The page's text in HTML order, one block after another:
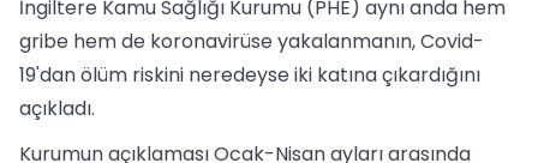
İngiltere Kamu Sağlığı Kurumu (PHE) aynı anda hem
gribe hem de koronavirüse yakalanmanın, Covid-
19'dan ölüm riskini neredeyse iki katına çıkardığını
açıkladı.
Kurumun açıklaması Ocak-Nisan ayları arasında